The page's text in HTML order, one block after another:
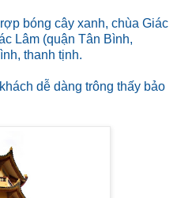
bóng cây xanh, chùa Giác
Lâm (quận Tân Bình,
thanh tịnh.
dễ dàng trông thấy bảo